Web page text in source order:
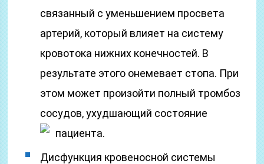
связанный с уменьшением просвета
артерий, который влияет на систему
кровотока нижних конечностей. В
результате этого онемевает стопа. При
этом может произойти полный тромбоз
сосудов, ухудшающий состояние
пациента.
Дисфункция кровеносной системы